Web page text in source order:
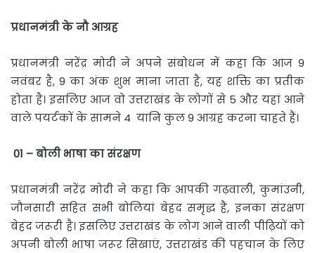
प्रधानमंत्रीकेनौ आग्रह
प्रधानमंत्री नरेंद्र मोदी ने अपने संबोधन में कहा कि आज 9
नवंबर है, 9 का अंक शुभ माना जाता है, यह शक्ति का प्रतीक
होता है। इसलिए आज वो उत्तराखंड के लोगों से 5 और यहां आने
वाले पयर्टकों के सामने 4 यानि कुल 9 आग्रह करना चाहते हैं।
01 –बोलीभाषाकासंरक्षण
प्रधानमंत्री नरेंद्र मोदी ने कहा कि आपकी गढ़वाली, कुमांउनी,
जौनसारी सहित सभी बोलियां बेहद समृद्ध हैं, इनका संरक्षण
बेहद जरूरी है। इसलिए उत्तराखंड के लोग आने वाली पीढ़ियों को
अपनी बोली भाषा जरूर सिखाएं, उत्तराखंड की पहचान के लिए